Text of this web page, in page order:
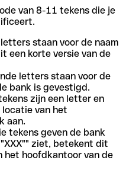
van 8-11 tekens die je
staan voor de naam
een korte versie van de
letters staan voor de
bank is gevestigd.
zijn een letter en
locatie van het
aan.
tekens geven de bank
ziet, betekent dit
het hoofdkantoor van de